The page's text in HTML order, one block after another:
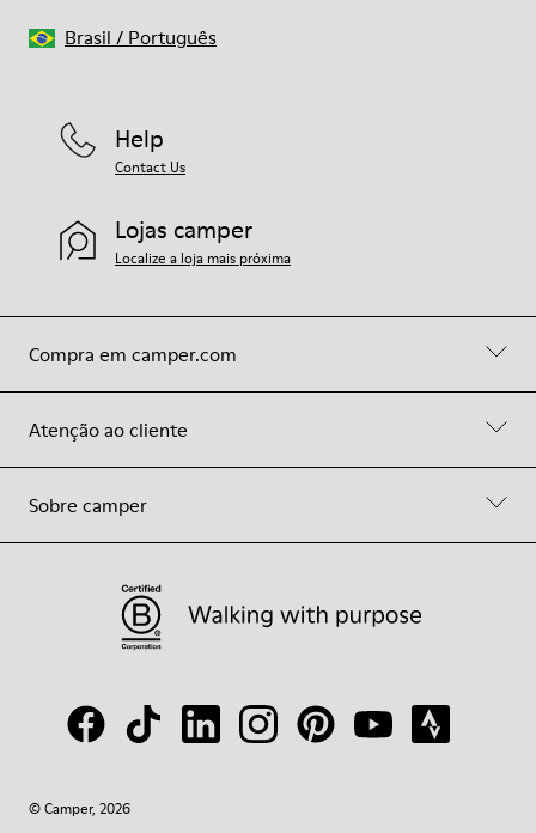
Compra em camper.com
Atenção ao cliente
Sobre camper
Help
Contact Us
Lojas camper
Localize a loja mais próxima
© Camper, 2026
Brasil / Português